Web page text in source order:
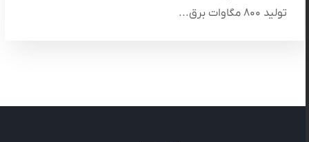
تولید ۸۰۰ مگاوات برق...